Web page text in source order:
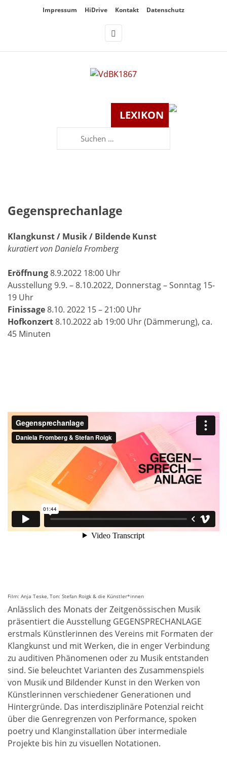
ÜberspringeImpressum HiDrive Kontakt Datenschutz
LEXIKON
Gegensprechanlage
Klangkunst / Musik / Bildende Kunst
kuratiert von Daniela Fromberg
Eröffnung8.9.2022 18:00 Uhr
Ausstellung 9.9. – 8.10.2022, Donnerstag – Sonntag 15-
19 Uhr
Finissage8.10. 2022 15 – 21:00 Uhr
Hofkonzert8.10.2022 ab 19:00 Uhr (Dämmerung), ca.
45 Minuten
Film: Anja Teske, Ton: Stefan Roigk & die Künstler*innen
Anlässlich des Monats der Zeitgenössischen Musik
präsentiert die Ausstellung GEGENSPRECHANLAGE
erstmals Künstlerinnen des Vereins mit Formaten der
Klangkunst und mit Werken, die in enger Verbindung
zu auditiven Phänomenen oder zu Musik entstanden
sind. Sie beleuchtet Varianten des Zusammenspiels
von Musik und Bildender Kunst in den Werken von
Künstlerinnen verschiedener Generationen und
Hintergründe. Das interdisziplinäre Potenzial reicht
über die Genregrenzen von Performance, spoken
poetry und Klanginstallation über intermediale
Projekte bis hin zu visuellen Notationen.